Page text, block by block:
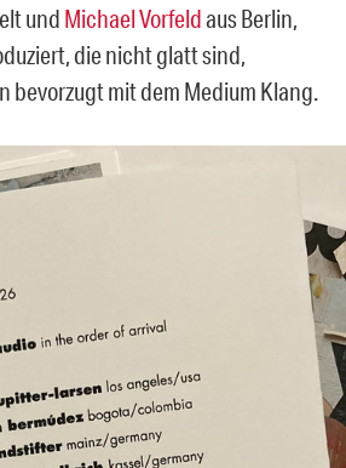
und Michael Vorfeldaus Berlin,
die nicht glatt sind,
mit dem Medium Klang.